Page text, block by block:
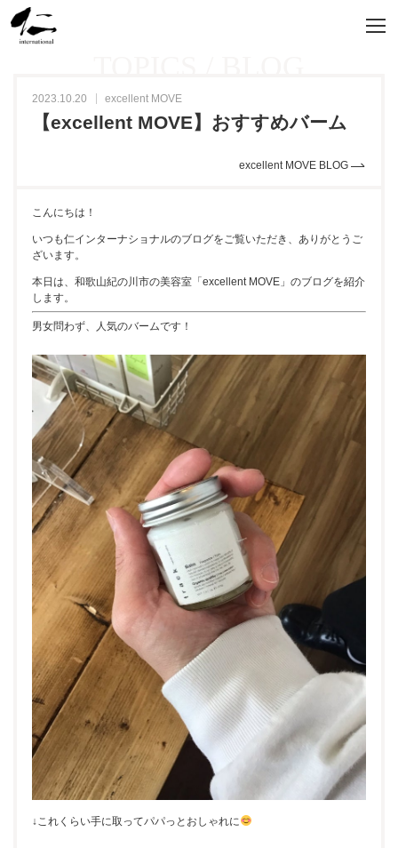
2023.10.20 excellent MOVE
【excellent MOVE】おすすめバーム
excellent MOVE BLOG
こんにちは！
いつも仁インターナショナルのブログをご覧いただき、ありがとうご
ざいます。
本日は、和歌山紀の川市の美容室「excellent MOVE」のブログを紹介
します。
男女問わず、人気のバームです！
↓これくらい手に取ってパパっとおしゃれに